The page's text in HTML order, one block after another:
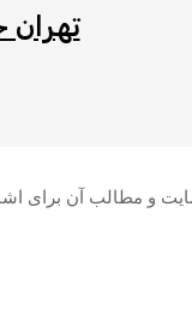
تهران
و مطالب آن برای